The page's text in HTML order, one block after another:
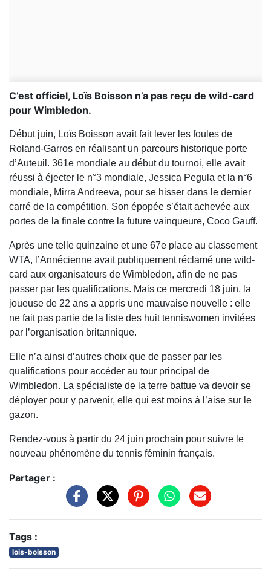
C’est officiel, Loïs Boisson n’a pas reçu de wild-card
pour Wimbledon.
Début juin, Loïs Boisson avait fait lever les foules de
Roland-Garros en réalisant un parcours historique porte
d’Auteuil. 361e mondiale au début du tournoi, elle avait
réussi à éjecter le n°3 mondiale, Jessica Pegula et la n°6
mondiale, Mirra Andreeva, pour se hisser dans le dernier
carré de la compétition. Son épopée s’était achevée aux
portes de la finale contre la future vainqueure, Coco Gauff.
Après une telle quinzaine et une 67e place au classement
WTA, l’Annécienne avait publiquement réclamé une wild-
card aux organisateurs de Wimbledon, afin de ne pas
passer par les qualifications. Mais ce mercredi 18 juin, la
joueuse de 22 ans a appris une mauvaise nouvelle : elle
ne fait pas partie de la liste des huit tenniswomen invitées
par l’organisation britannique.
Elle n’a ainsi d’autres choix que de passer par les
qualifications pour accéder au tour principal de
Wimbledon. La spécialiste de la terre battue va devoir se
déployer pour y parvenir, elle qui est moins à l’aise sur le
gazon.
Rendez-vous à partir du 24 juin prochain pour suivre le
nouveau phénomène du tennis féminin français.
Partager :
Tags :
lois-boisson